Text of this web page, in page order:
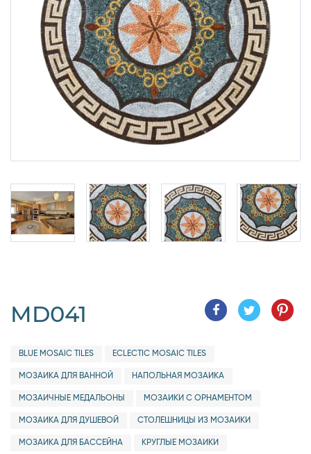
MD041
BLUE MOSAIC TILES ECLECTIC MOSAIC TILES
МОЗАИКА ДЛЯ ВАННОЙ НАПОЛЬНАЯ МОЗАИКА
МОЗАИЧНЫЕ МЕДАЛЬОНЫ МОЗАИКИ С ОРНАМЕНТОМ
МОЗАИКА ДЛЯ ДУШЕВОЙ СТОЛЕШНИЦЫ ИЗ МОЗАИКИ
МОЗАИКА ДЛЯ БАССЕЙНА КРУГЛЫЕ МОЗАИКИ